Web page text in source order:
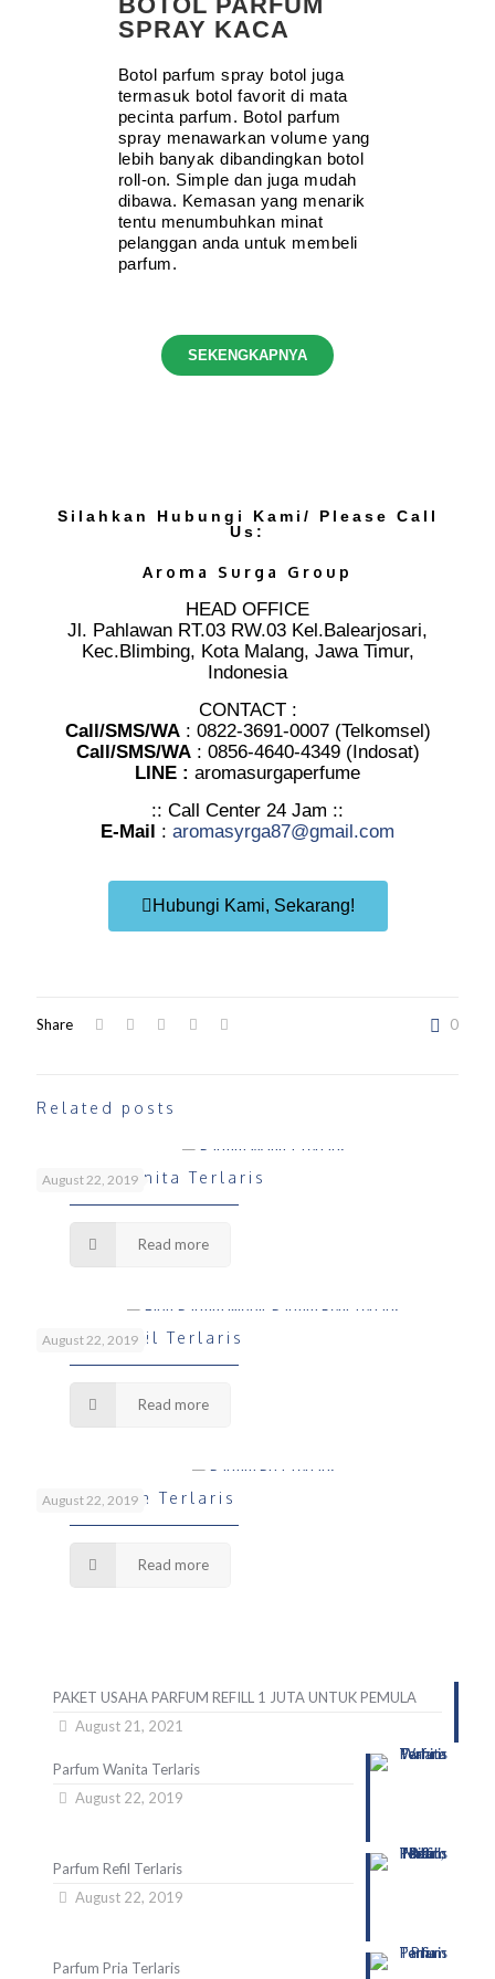
SPRAY KACA
Botol parfum spray botol juga
termasuk botol favorit di mata
pecinta parfum. Botol parfum
spray menawarkan volume yang
lebih banyak dibandingkan botol
roll-on. Simple dan juga mudah
dibawa. Kemasan yang menarik
tentu menumbuhkan minat
pelanggan anda untuk membeli
parfum.
SEKENGKAPNYA
Silahkan Hubungi Kami/ Please Call
Us:
Aroma Surga Group
HEAD OFFICE
Jl. Pahlawan RT.03 RW.03 Kel.Balearjosari,
Kec.Blimbing, Kota Malang, Jawa Timur,
Indonesia
CONTACT :
Call/SMS/WA: 0822-3691-0007 (Telkomsel)
Call/SMS/WA: 0856-4640-4349 (Indosat)
LINE : aromasurgaperfume
:: Call Center 24 Jam ::
E-Mail : aromasyrga87@gmail.com
Hubungi Kami, Sekarang!
Share 0
Related posts
August 22, 2019
Parfum Wanita Terlaris
Read more
August 22, 2019
Parfum Refil Terlaris
Read more
August 22, 2019
Parfum Pria Terlaris
Read more
PAKET USAHA PARFUM REFILL 1 JUTA UNTUK PEMULA
August 21, 2021
Parfum Wanita Terlaris
August 22, 2019
Parfum Refil Terlaris
August 22, 2019
Parfum Pria Terlaris